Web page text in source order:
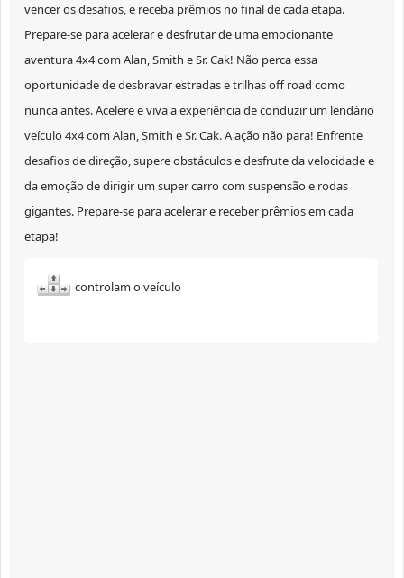
vencer os desafios, e receba prêmios no final de cada etapa.
Prepare-se para acelerar e desfrutar de uma emocionante
aventura 4x4 com Alan, Smith e Sr. Cak! Não perca essa
oportunidade de desbravar estradas e trilhas off road como
nunca antes. Acelere e viva a experiência de conduzir um lendário
veículo 4x4 com Alan, Smith e Sr. Cak. A ação não para! Enfrente
desafios de direção, supere obstáculos e desfrute da velocidade e
da emoção de dirigir um super carro com suspensão e rodas
gigantes. Prepare-se para acelerar e receber prêmios em cada
etapa!
controlam o veículo